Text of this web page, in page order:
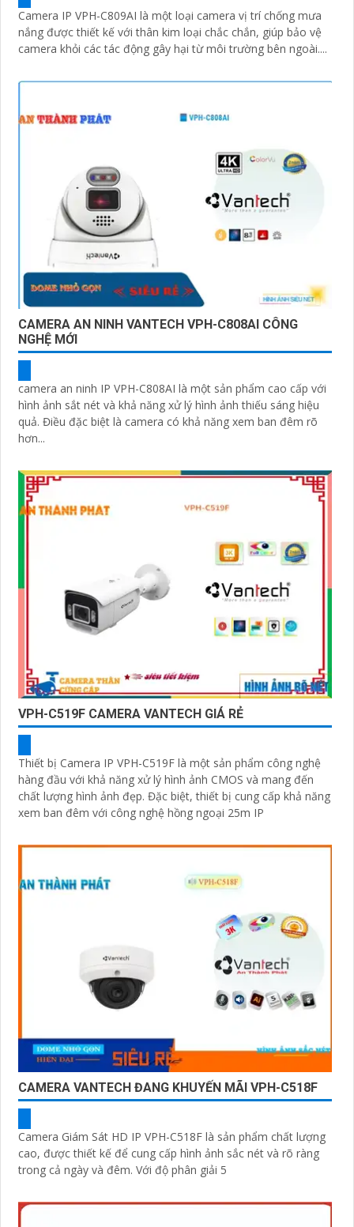
Camera IP VPH-C809AI là một loại camera vị trí chống mưa
nắng được thiết kế với thân kim loại chắc chắn, giúp bảo vệ
camera khỏi các tác động gây hại từ môi trường bên ngoài....
CAMERA AN NINH VANTECH VPH-C808AI CÔNG
NGHỆ MỚI
camera an ninh IP VPH-C808AI là một sản phẩm cao cấp với
hình ảnh sắt nét và khả năng xử lý hình ảnh thiếu sáng hiệu
quả. Điều đặc biệt là camera có khả năng xem ban đêm rõ
hơn...
VPH-C519F CAMERA VANTECH GIÁ RẺ
Thiết bị Camera IP VPH-C519F là một sản phẩm công nghệ
hàng đầu với khả năng xử lý hình ảnh CMOS và mang đến
chất lượng hình ảnh đẹp. Đặc biệt, thiết bị cung cấp khả năng
xem ban đêm với công nghệ hồng ngoại 25m IP
CAMERA VANTECH ĐANG KHUYẾN MÃI VPH-C518F
Camera Giám Sát HD IP VPH-C518F là sản phẩm chất lượng
cao, được thiết kế để cung cấp hình ảnh sắc nét và rõ ràng
trong cả ngày và đêm. Với độ phân giải 5